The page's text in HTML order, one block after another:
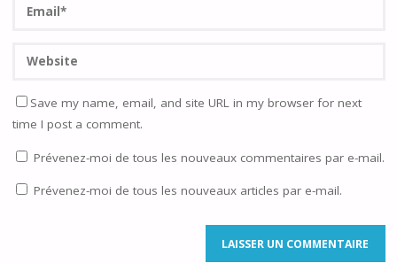
Save my name, email, and site URL in my browser for next
time I post a comment.
Prévenez-moi de tous les nouveaux commentaires par e-mail.
Prévenez-moi de tous les nouveaux articles par e-mail.